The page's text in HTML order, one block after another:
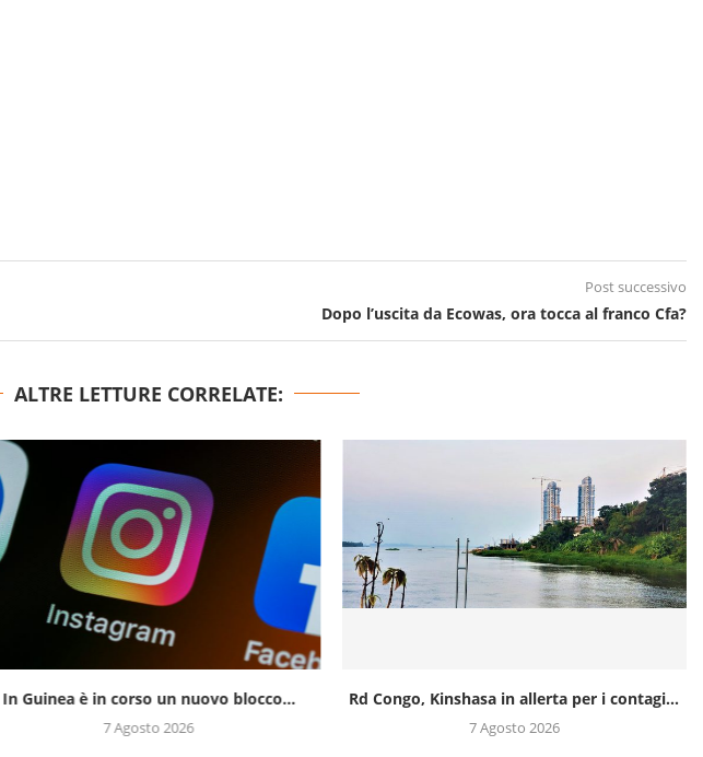
Post successivo
Dopo l’uscita da Ecowas, ora tocca al franco Cfa?
ALTRE LETTURE CORRELATE:
In Guinea è in corso un nuovo blocco...
7 Agosto 2026
Rd Congo, Kinshasa in allerta per i contagi...
7 Agosto 2026